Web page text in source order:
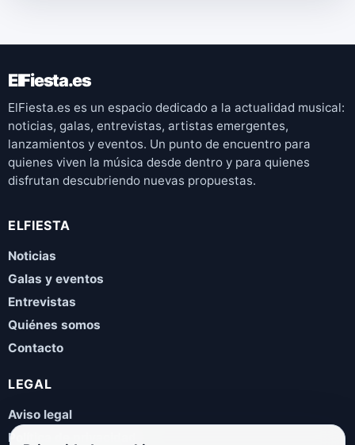
ElFiesta.es
ElFiesta.es es un espacio dedicado a la actualidad musical:
noticias, galas, entrevistas, artistas emergentes,
lanzamientos y eventos. Un punto de encuentro para
quienes viven la música desde dentro y para quienes
disfrutan descubriendo nuevas propuestas.
ELFIESTA
Noticias
Galas y eventos
Entrevistas
Quiénes somos
Contacto
LEGAL
Aviso legal
Política de privacidad